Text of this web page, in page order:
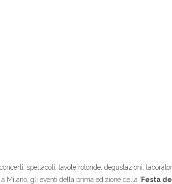
concerti, spettacoli, tavole rotonde, degustazioni,
Milano, gli eventi della prima edizione della ‘ Festa